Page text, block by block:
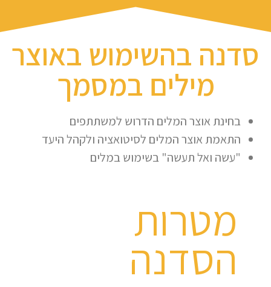
סדנה בהשימוש באוצר
מילים במסמך
בחינת אוצר המלים הדרוש למשתתפים
התאמת אוצר המלים לסיטואציה ולקהל היעד
"עשה ואל תעשה" בשימוש במלים
מטרות
הסדנה